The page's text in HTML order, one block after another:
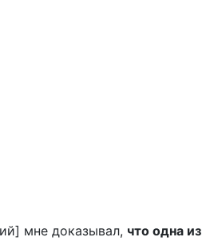
мне доказывал, что одна